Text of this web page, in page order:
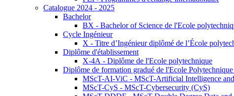
Catalogue 2024 - 2025
Bachelor
BX - Bachelor of Science de l'Ecole
Cycle Ingénieur
X - Titre d’Ingénieur diplômé de l’École
Diplôme d'établissement
X-4A - Diplôme de l'Ecole polytechnique
Diplôme de formation gradué de l'Ecole
MScT-AI-ViC - MScT-Artificial Intelligence
MScT-CyS - MScT-Cybersecurity (CyS)